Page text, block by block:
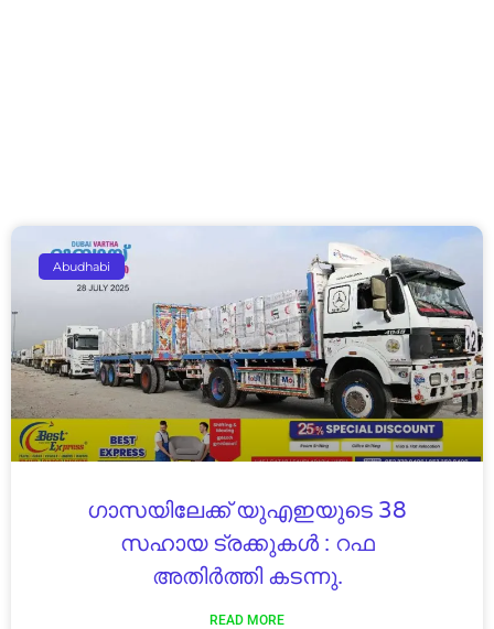
Abudhabi
ഗാസയിലേക്ക് യുഎഇയുടെ 38
സഹായ ട്രക്കുകൾ : റഫ
അതിർത്തി കടന്നു.
READ MORE